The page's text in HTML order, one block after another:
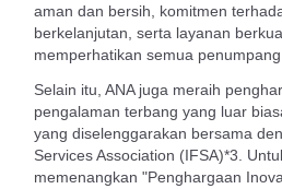
aman dan bersih, komitmen
berkelanjutan, serta layanan
memperhatikan semua
Selain itu, ANA juga meraih
pengalaman terbang yang luar
yang diselenggarakan bersama
Services Association (IFSA)*3.
memenangkan "Penghargaan